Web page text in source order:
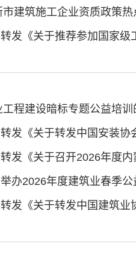
程建设暗标专题公益培训
办2026年度建筑业春季公